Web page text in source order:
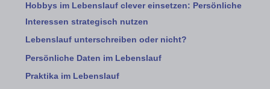
Hobbys im Lebenslauf clever einsetzen: Persönliche
Interessen strategisch nutzen
Lebenslauf unterschreiben oder nicht?
Persönliche Daten im Lebenslauf
Praktika im Lebenslauf